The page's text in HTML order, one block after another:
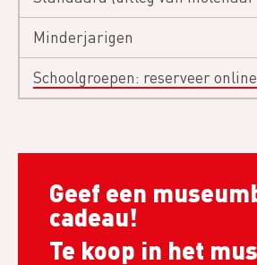
Minderjarigen
Schoolgroepen: reserveer
Geef een
cadeau!
Te koop in het